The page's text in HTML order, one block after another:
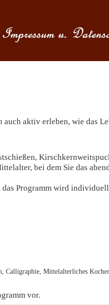
aktiv erleben, wie das
bei dem Sie das
Programm wird
Calligraphie, Mittelalterliches
vor.